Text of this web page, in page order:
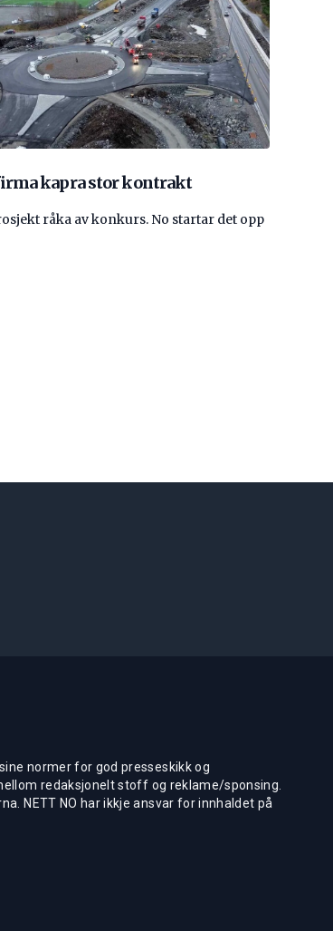
kapra stor kontrakt
råka av konkurs. No startar det opp
normer for god presseskikk og
redaksjonelt stoff og reklame/sponsing.
NETT NO har ikkje ansvar for innhaldet på